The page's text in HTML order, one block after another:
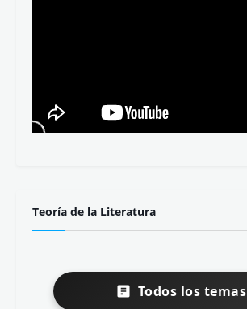
Teoría de la Literatura
Todos los temas